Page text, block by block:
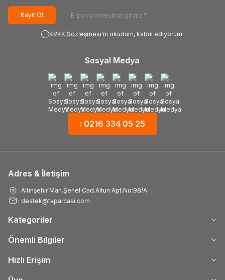
Kayıt Ol
KVKK Sözleşmesi'ni okudum, kabul ediyorum.
Sosyal Medya
: 0216 334 05 25
Adres & İletişim
: Altınşehir Mah.Şenel Cad.Altun Apt.No:98/A
: destek@tvparcasi.com
Kategoriler
Önemli Bilgiler
Hızlı Erişim